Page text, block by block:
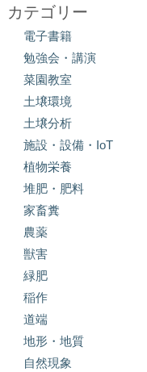
カテゴリー
電子書籍
勉強会・講演
菜園教室
土壌環境
土壌分析
施設・設備・IoT
植物栄養
堆肥・肥料
家畜糞
農薬
獣害
緑肥
稲作
道端
地形・地質
自然現象